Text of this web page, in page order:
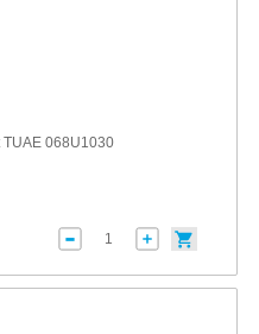
TUAE 068U1030